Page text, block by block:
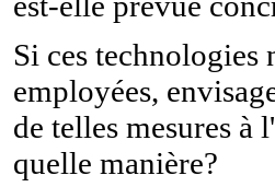
Si ces technologies
employées,
de telles mesures à
quelle manière?